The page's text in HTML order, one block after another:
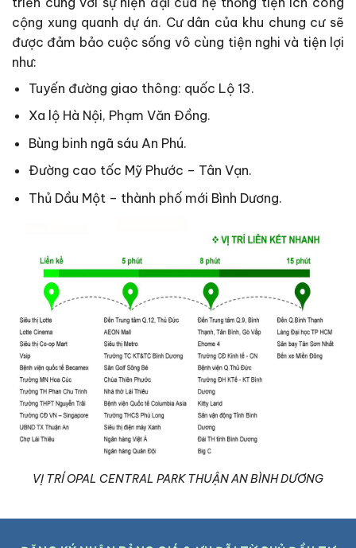
cộng xung quanh dự án. Cư dân của khu chung cư sẽ
được đảm bảo cuộc sống vô cùng tiện nghi và tiện lợi
như:
Tuyến đường giao thông: quốc Lộ 13.
Xa lộ Hà Nội, Phạm Văn Đồng.
Bùng binh ngã sáu An Phú.
Đường cao tốc Mỹ Phước – Tân Vạn.
Thủ Dầu Một – thành phố mới Bình Dương.
VỊ TRÍ OPAL CENTRAL PARK THUẬN AN BÌNH DƯƠNG